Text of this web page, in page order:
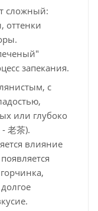
сложный:
оттенки
запекания.
с
или глубоко
老茶).
влияние